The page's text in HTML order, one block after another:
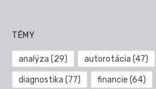
TÉMY
analýza (29) autorotácia (47)
diagnostika (77) financie (64)